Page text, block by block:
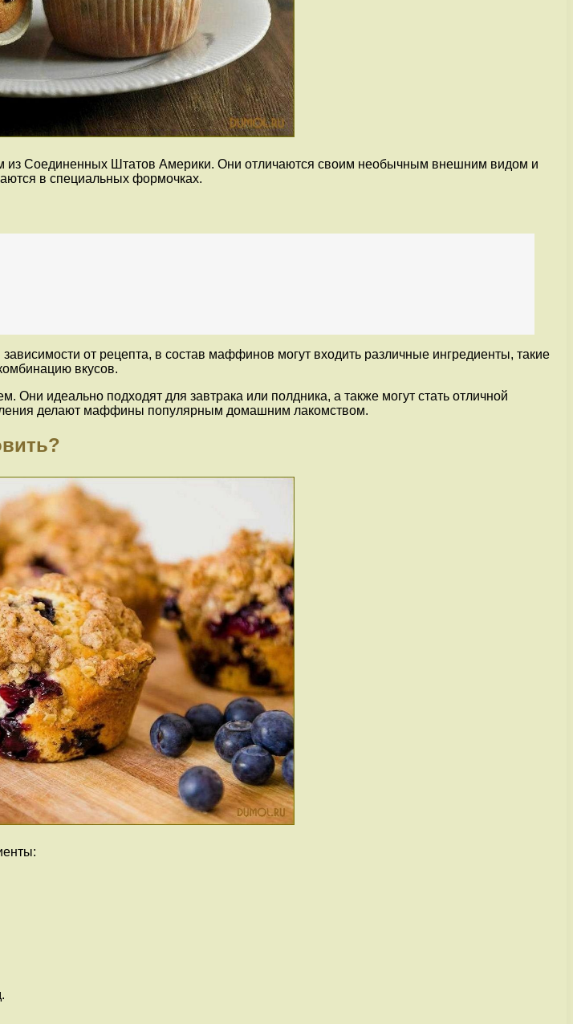
Соединенных Штатов Америки. Они отличаются своим необычным внешним видом и
в специальных формочках.
от рецепта, в состав маффинов могут входить различные ингредиенты, такие
вкусов.
идеально подходят для завтрака или полдника, а также могут стать отличной
делают маффины популярным домашним лакомством.